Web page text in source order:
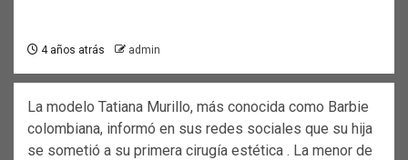
4 años atrás admin
La modelo Tatiana Murillo, más conocida como Barbie
colombiana, informó en sus redes sociales que su hija
se sometió a su primera cirugía estética . La menor de